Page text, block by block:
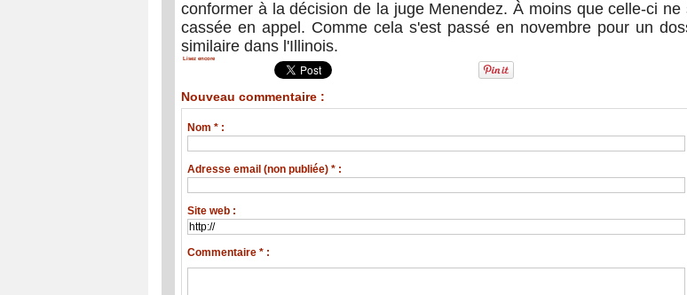
conformer à la décision de la juge Menendez. À moins que celle-ci ne
cassée en appel. Comme cela s'est passé en novembre pour un
similaire dans l'Illinois.
Lisez encore
Nouveau commentaire :
Nom * :
Adresse email (non publiée) * :
Site web :
Commentaire * :